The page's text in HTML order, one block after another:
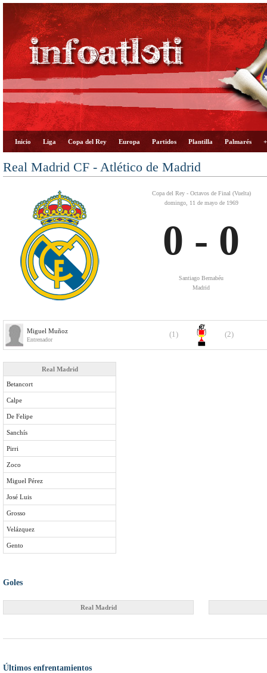
Inicio Liga Copa del Rey Europa Partidos Plantilla Palmarés
Real Madrid CF - Atlético de Madrid
Copa del Rey - Octavos de Final (Vuelta)
domingo, 11 de mayo de 1969
0 - 0
Santiago Bernabéu
Madrid
Miguel Muñoz
Entrenador
(1) (2)
Real Madrid
Betancort
Calpe
De Felipe
Sanchís
Pirri
Zoco
Miguel Pérez
José Luis
Grosso
Velázquez
Gento
Goles
Real Madrid
Últimos enfrentamientos